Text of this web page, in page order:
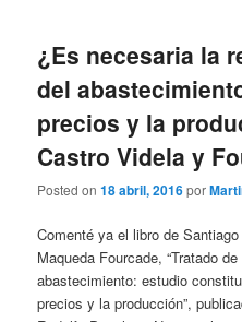
¿Es necesaria la
del
precios y la
Castro Videla y
Posted on18 abril, 2016por
Comenté ya el libro de
Maqueda Fourcade, “Tratado
abastecimiento: estudio
precios y la producción”,